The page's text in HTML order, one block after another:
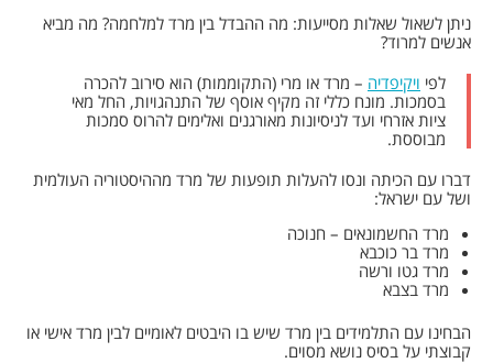
ניתן לשאול שאלות מסייעות: מה ההבדל בין מרד למלחמה? מה מביא
אנשים למרוד?
לפי ויקיפדיה – מרד או מרי (התקוממות) הוא סירוב להכרה
בסמכות. מונח כללי זה מקיף אוסף של התנהגויות, החל מאי
ציות אזרחי ועד לניסיונות מאורגנים ואלימים להרוס סמכות
מבוססת.
דברו עם הכיתה ונסו להעלות תופעות של מרד מההיסטוריה העולמית
ושל עם ישראל:
מרד החשמונאים – חנוכה
מרד בר כוכבא
מרד גטו ורשה
מרד בצבא
הבחינו עם התלמידים בין מרד שיש בו היבטים לאומיים לבין מרד אישי או
קבוצתי על בסיס נושא מסוים.